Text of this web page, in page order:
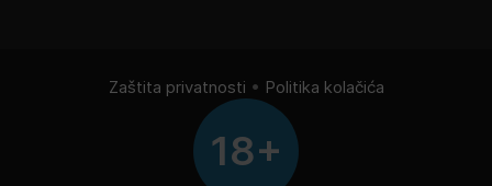
Zaštita privatnosti • Politika kolačića
18+